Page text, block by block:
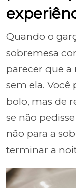
Quando o
sobremesa
parecer que a
sem ela.
bolo, mas de
se não
não para a
terminar a